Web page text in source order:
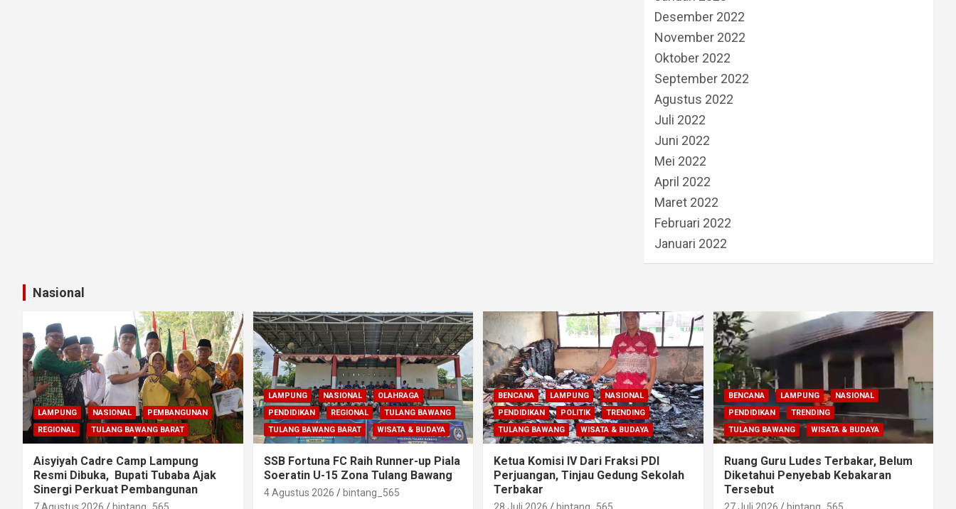
Desember 2022
November 2022
Oktober 2022
September 2022
Agustus 2022
Juli 2022
Juni 2022
Mei 2022
April 2022
Maret 2022
Februari 2022
Januari 2022
Nasional
LAMPUNG NASIONAL
PEMBANGUNAN
REGIONAL
TULANG BAWANG BARAT
Aisyiyah Cadre Camp Lampung
Resmi Dibuka, Bupati Tubaba Ajak
Sinergi Perkuat Pembangunan
7 Agustus 2026 bintang_565
LAMPUNG NASIONAL
OLAHRAGA
PENDIDIKAN
REGIONAL
TULANG BAWANG
TULANG BAWANG BARAT
WISATA & BUDAYA
SSB Fortuna FC Raih Runner-up Piala
Soeratin U-15 Zona Tulang Bawang
4 Agustus 2026 bintang_565
BENCANA LAMPUNG
NASIONAL
PENDIDIKAN
POLITIK
TRENDING
TULANG BAWANG
WISATA & BUDAYA
Ketua Komisi IV Dari Fraksi PDI
Perjuangan, Tinjau Gedung Sekolah
Terbakar
28 Juli 2026 bintang_565
BENCANA LAMPUNG
NASIONAL
PENDIDIKAN
TRENDING
TULANG BAWANG
WISATA & BUDAYA
Ruang Guru Ludes Terbakar, Belum
Diketahui Penyebab Kebakaran
Tersebut
27 Juli 2026 bintang_565